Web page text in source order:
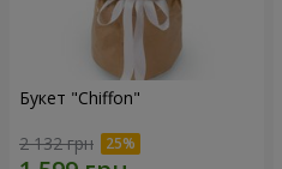
Букет "Chiffon"
2 132 грн